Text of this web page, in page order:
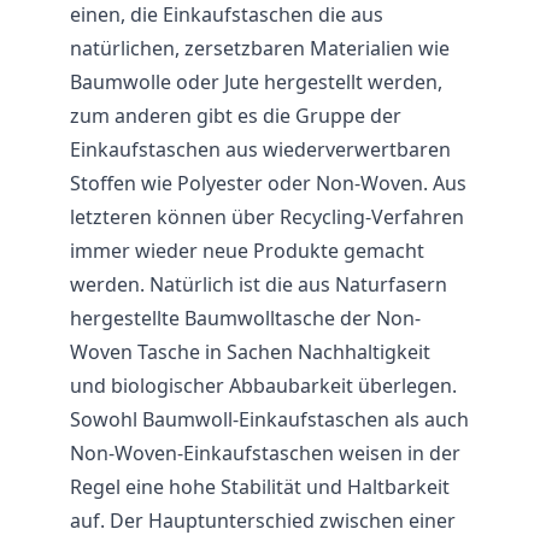
einen, die Einkaufstaschen die aus
natürlichen, zersetzbaren Materialien wie
Baumwolle oder Jute hergestellt werden,
zum anderen gibt es die Gruppe der
Einkaufstaschen aus wiederverwertbaren
Stoffen wie Polyester oder Non-Woven. Aus
letzteren können über Recycling-Verfahren
immer wieder neue Produkte gemacht
werden. Natürlich ist die aus Naturfasern
hergestellte Baumwolltasche der Non-
Woven Tasche in Sachen Nachhaltigkeit
und biologischer Abbaubarkeit überlegen.
Sowohl Baumwoll-Einkaufstaschen als auch
Non-Woven-Einkaufstaschen weisen in der
Regel eine hohe Stabilität und Haltbarkeit
auf. Der Hauptunterschied zwischen einer